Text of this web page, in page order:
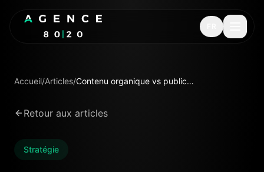
Accueil/Articles/ Contenu organique vs publicité payante : quoi choisir pour générer des leads
Retour aux articles
Stratégie